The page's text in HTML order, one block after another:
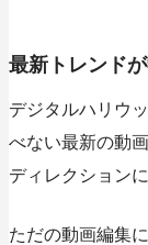
最新トレンド
デジタルハリウ
べない最新の動
ディレクション
ただの動画編集